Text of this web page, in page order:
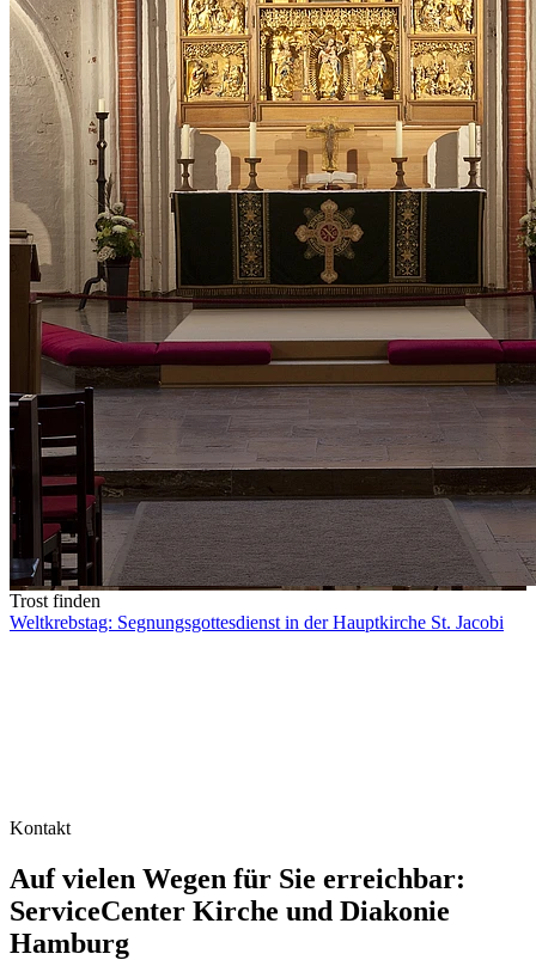
Trost finden
Weltkrebstag: Segnungsgottesdienst in der Hauptkirche St. Jacobi
Kontakt
Auf vielen Wegen für Sie erreichbar:
ServiceCenter Kirche und Diakonie
Hamburg